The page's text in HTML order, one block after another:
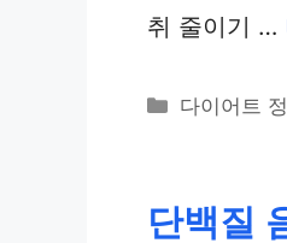
취 줄이기 …
카
다이어트
단백질